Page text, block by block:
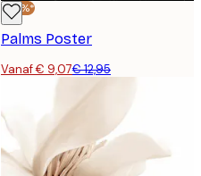
-30%*
Palms Poster
Vanaf € 9,07€ 12,95